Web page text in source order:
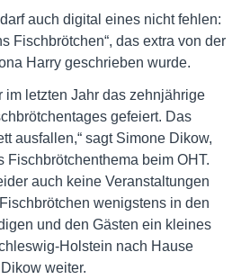
auch digital eines nicht fehlen:
Fischbrötchen“, das extra von der
Harry geschrieben wurde.
im letzten Jahr das zehnjährige
gefeiert. Das
ausfallen,“ sagt Simone Dikow,
Fischbrötchenthema beim OHT.
auch keine Veranstaltungen
wenigstens in den
und den Gästen ein kleines
Holstein nach Hause
weiter.